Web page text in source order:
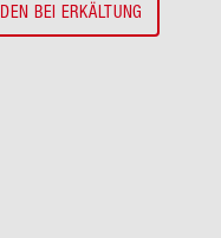
BEI ERKÄLTUNG